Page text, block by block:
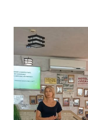
Біжимо за Героїв: в
Ужгороді відбудеться
забіг пам’яті полеглих
зах...